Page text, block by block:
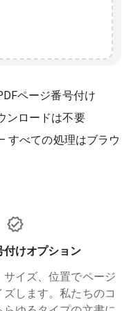
ページ番号付け
ンロードは不要
すべての処理はブラウ
付けオプション
イズ、位置でページ
します。私たちのコ